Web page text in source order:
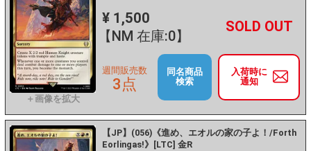
¥ 1,500
【NM 在庫:0】
－ +
入荷時に
通知
週間販売数
3点
同名商品
検索
【JP】(056)《進め、エオルの家の子よ！/Forth
Eorlingas!》[LTC] 金R